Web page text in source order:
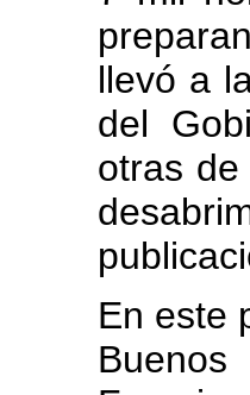
llevó a
del
otras
En este